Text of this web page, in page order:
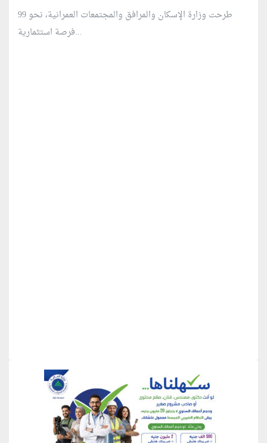
طرحت وزارة الإسكان والمرافق والمجتمعات العمرانية، نحو 99
فرصة استثمارية...
منطقة إعلانية